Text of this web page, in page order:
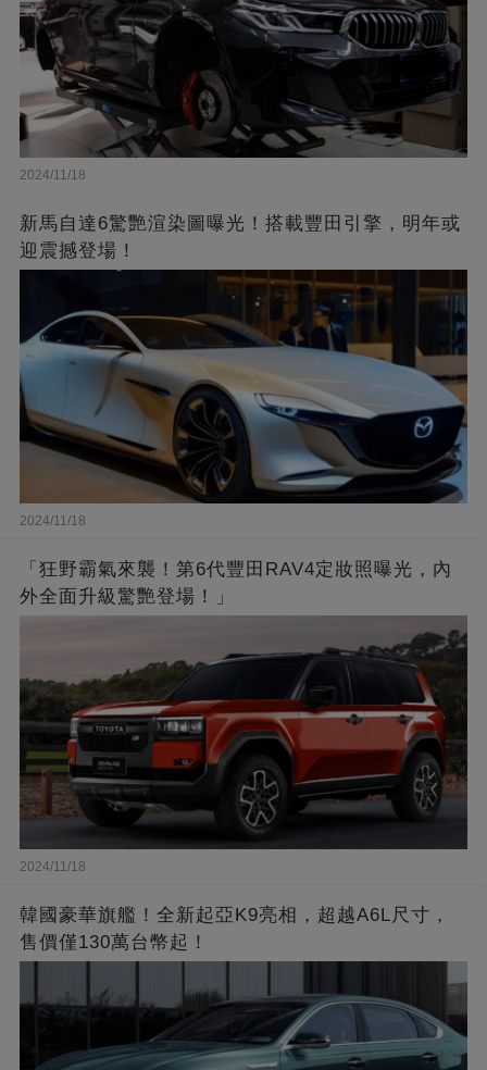
2024/11/18
新馬自達6驚艷渲染圖曝光！搭載豐田引擎，明年或
迎震撼登場！
2024/11/18
「狂野霸氣來襲！第6代豐田RAV4定妝照曝光，內
外全面升級驚艷登場！」
2024/11/18
韓國豪華旗艦！全新起亞K9亮相，超越A6L尺寸，
售價僅130萬台幣起！